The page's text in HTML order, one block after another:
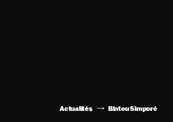
Actualités Bintou Simporé